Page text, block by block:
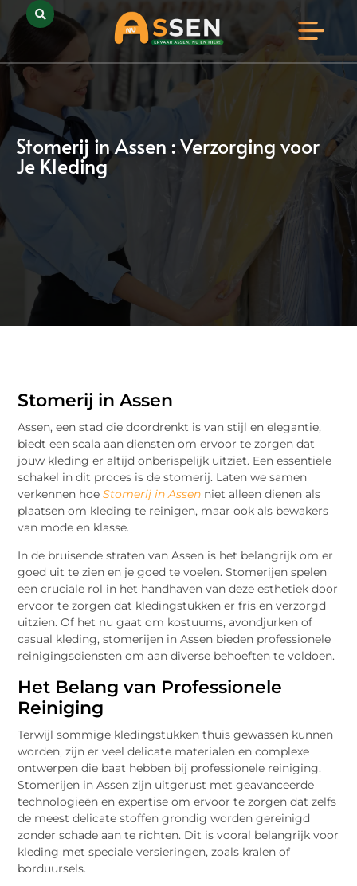
Stomerij in Assen : Verzorging voor
Je Kleding
Stomerij in Assen
Assen, een stad die doordrenkt is van stijl en elegantie,
biedt een scala aan diensten om ervoor te zorgen dat
jouw kleding er altijd onberispelijk uitziet. Een essentiële
schakel in dit proces is de stomerij. Laten we samen
verkennen hoeStomerij in Assen niet alleen dienen als
plaatsen om kleding te reinigen, maar ook als bewakers
van mode en klasse.
In de bruisende straten van Assen is het belangrijk om er
goed uit te zien en je goed te voelen. Stomerijen spelen
een cruciale rol in het handhaven van deze esthetiek door
ervoor te zorgen dat kledingstukken er fris en verzorgd
uitzien. Of het nu gaat om kostuums, avondjurken of
casual kleding, stomerijen in Assen bieden professionele
reinigingsdiensten om aan diverse behoeften te voldoen.
Het Belang van Professionele
Reiniging
Terwijl sommige kledingstukken thuis gewassen kunnen
worden, zijn er veel delicate materialen en complexe
ontwerpen die baat hebben bij professionele reiniging.
Stomerijen in Assen zijn uitgerust met geavanceerde
technologieën en expertise om ervoor te zorgen dat zelfs
de meest delicate stoffen grondig worden gereinigd
zonder schade aan te richten. Dit is vooral belangrijk voor
kleding met speciale versieringen, zoals kralen of
borduursels.